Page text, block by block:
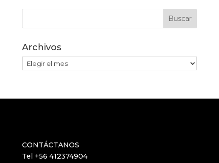
Archivos
Archivos
CONTÁCTANOS
Tel +56 412374904